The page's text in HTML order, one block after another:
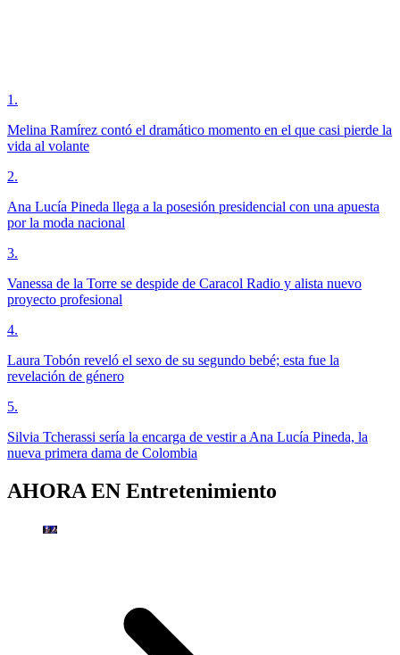
1 .
Melina Ramírez contó el dramático momento en el que casi pierde la
vida al volante
2.
Ana Lucía Pineda llega a la posesión presidencial con una apuesta
por la moda nacional
3.
Vanessa de la Torre se despide de Caracol Radio y alista nuevo
proyecto profesional
4.
Laura Tobón reveló el sexo de su segundo bebé; esta fue la
revelación de género
5.
Silvia Tcherassi sería la encarga de vestir a Ana Lucía Pineda, la
nueva primera dama de Colombia
AHORA EN Entretenimiento